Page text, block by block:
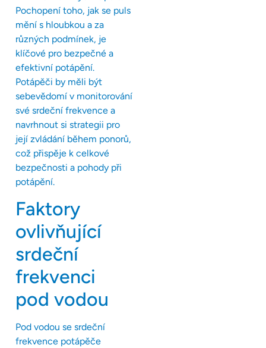
Pochopení toho, jak se puls
mění s hloubkou a za
různých podmínek, je
klíčové pro bezpečné a
efektivní potápění.
Potápěči by měli být
sebevědomí v monitorování
své srdeční frekvence a
navrhnout si strategii pro
její zvládání během ponorů,
což přispěje k celkové
bezpečnosti a pohody při
potápění.
Faktory
ovlivňující
srdeční
frekvenci
pod vodou
Pod vodou se srdeční
frekvence potápěče